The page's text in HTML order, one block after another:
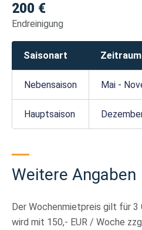
200 €
Endreinigung
Saisonart Zeitraum
Nebensaison Mai -
Hauptsaison
Weitere Angaben
Der Wochenmietpreis gilt für
wird mit 150,- EUR / Woche